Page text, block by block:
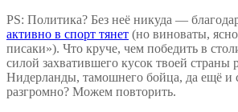
PS: Политика? Без неё никуда —
активно в спорт тянет (но виноваты,
писаки»). Что круче, чем победить в
силой захватившего кусок твоей страны
Нидерланды, тамошнего бойца, да ещё и
разгромно? Можем повторить.